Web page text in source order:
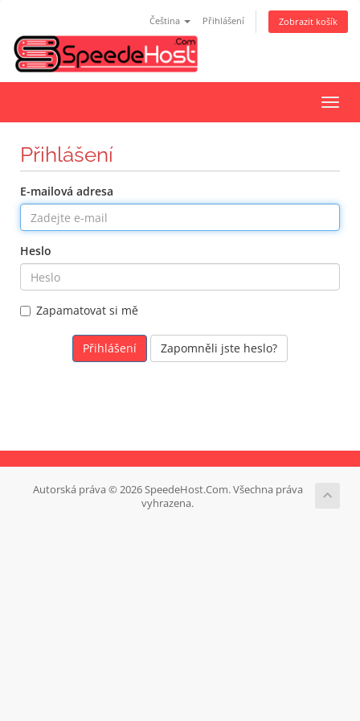
Čeština Přihlášení Zobrazit košík
Přihlášení
E-mailová adresa
Heslo
Zapamatovat si mě
Zapomněli jste heslo?
Autorská práva © 2026 SpeedeHost.Com. Všechna práva
vyhrazena.